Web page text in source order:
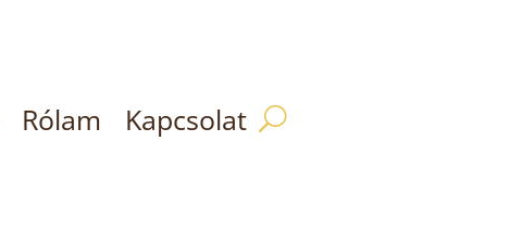
Rólam Kapcsolat